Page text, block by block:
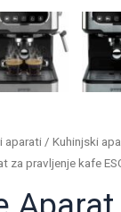
aparati /Kuhinjski
za pravljenje kafe